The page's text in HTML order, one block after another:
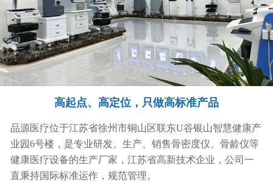
高起点、高定位，只做高标准产品
品源医疗位于江苏省徐州市铜山区联东U谷银山智慧健康产
业园6号楼 ，是专业研发、生产、销售骨密度仪、骨龄仪等
健康医疗设备的生产厂家，江苏省高新技术企业，公司一
直秉持国际标准运作，规范管理。